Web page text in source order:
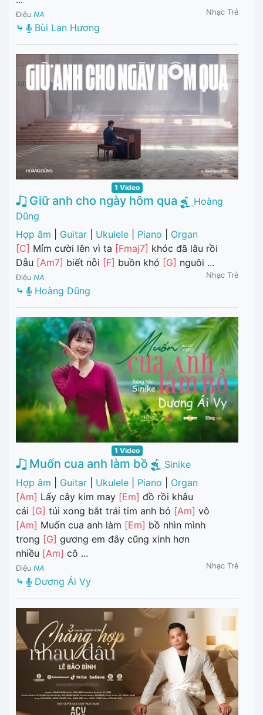
Điệu NA Nhạc Trẻ
⤷ Bùi Lan Hương
1 Video
Giữ anh cho ngày hôm qua
Hoàng
Dũng
Hợp âm
Guitar Ukulele Piano
Organ
[C] Mỉm cười lên vì ta [Fmaj7] khóc đã lâu rồi
Dẫu [Am7] biết nỗi [F] buồn khó [G] nguôi ...
Điệu NA Nhạc Trẻ
⤷ Hoàng Dũng
1 Video
Muốn cua anh làm bồ
Sinike
Hợp âm
Guitar Ukulele Piano
Organ
[Am] Lấy cây kim may [Em] đồ rồi khâu
cái [G] túi xong bắt trái tim anh bỏ [Am] vô
[Am] Muốn cua anh làm [Em] bồ nhìn mình
trong [G] gương em đây cũng xinh hơn
nhiều [Am] cô ...
Điệu NA Nhạc Trẻ
⤷ Dương Ái Vy